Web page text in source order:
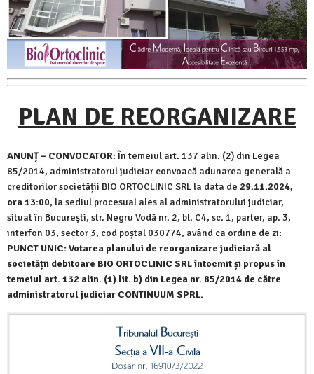
PLAN DE REORGANIZARE
ANUNȚ – CONVOCATOR: În temeiul art. 137 alin. (2) din Legea
85/2014, administratorul judiciar convoacă adunarea generală a
creditorilor societății BIO ORTOCLINIC SRL la data de 29.11.2024,
ora 13:00, la sediul procesual ales al administratorului judiciar,
situat în București, str. Negru Vodă nr. 2, bl. C4, sc. 1, parter, ap. 3,
interfon 03, sector 3, cod poștal 030774, având ca ordine de zi:
PUNCT UNIC: Votarea planului de reorganizare judiciară al
societății debitoare BIO ORTOCLINIC SRL întocmit și propus în
temeiul art. 132 alin. (1) lit. b) din Legea nr. 85/2014 de către
administratorul judiciar CONTINUUM SPRL.